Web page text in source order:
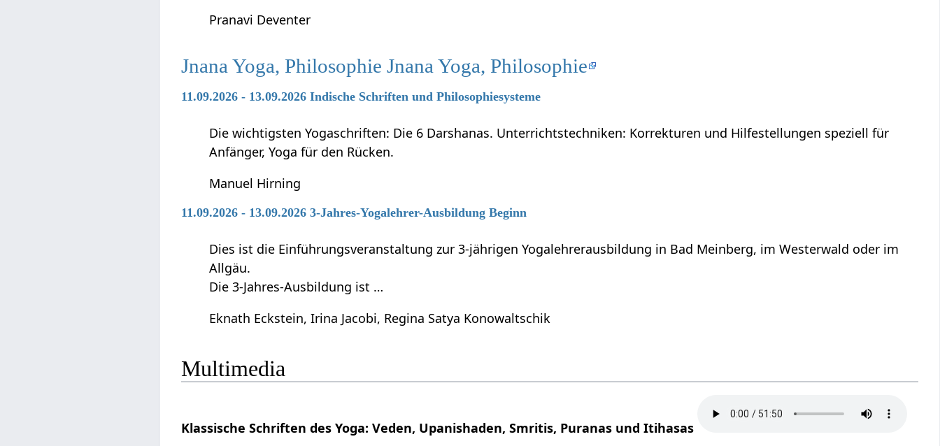
Pranavi Deventer
Jnana Yoga, Philosophie Jnana Yoga, Philosophie
11.09.2026 - 13.09.2026 Indische Schriften und Philosophiesysteme
Die wichtigsten Yogaschriften: Die 6 Darshanas. Unterrichtstechniken: Korrekturen und Hilfestellungen speziell für
Anfänger, Yoga für den Rücken.
Manuel Hirning
11.09.2026 - 13.09.2026 3-Jahres-Yogalehrer-Ausbildung Beginn
Dies ist die Einführungsveranstaltung zur 3-jährigen Yogalehrerausbildung in Bad Meinberg, im Westerwald oder im
Allgäu.
Die 3-Jahres-Ausbildung ist …
Eknath Eckstein, Irina Jacobi, Regina Satya Konowaltschik
Multimedia
Klassische Schriften des Yoga: Veden, Upanishaden, Smritis, Puranas und Itihasas